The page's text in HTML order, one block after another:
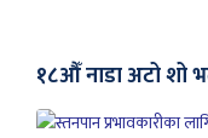
१८औँ नाडा अटो शो